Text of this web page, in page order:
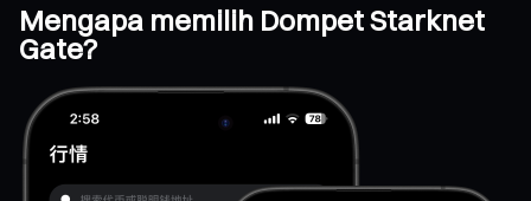
Mengapa memilih Dompet Starknet
Gate?